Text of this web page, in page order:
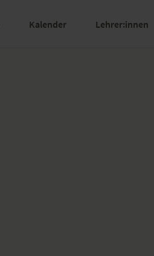
Kalender Lehrer:innen